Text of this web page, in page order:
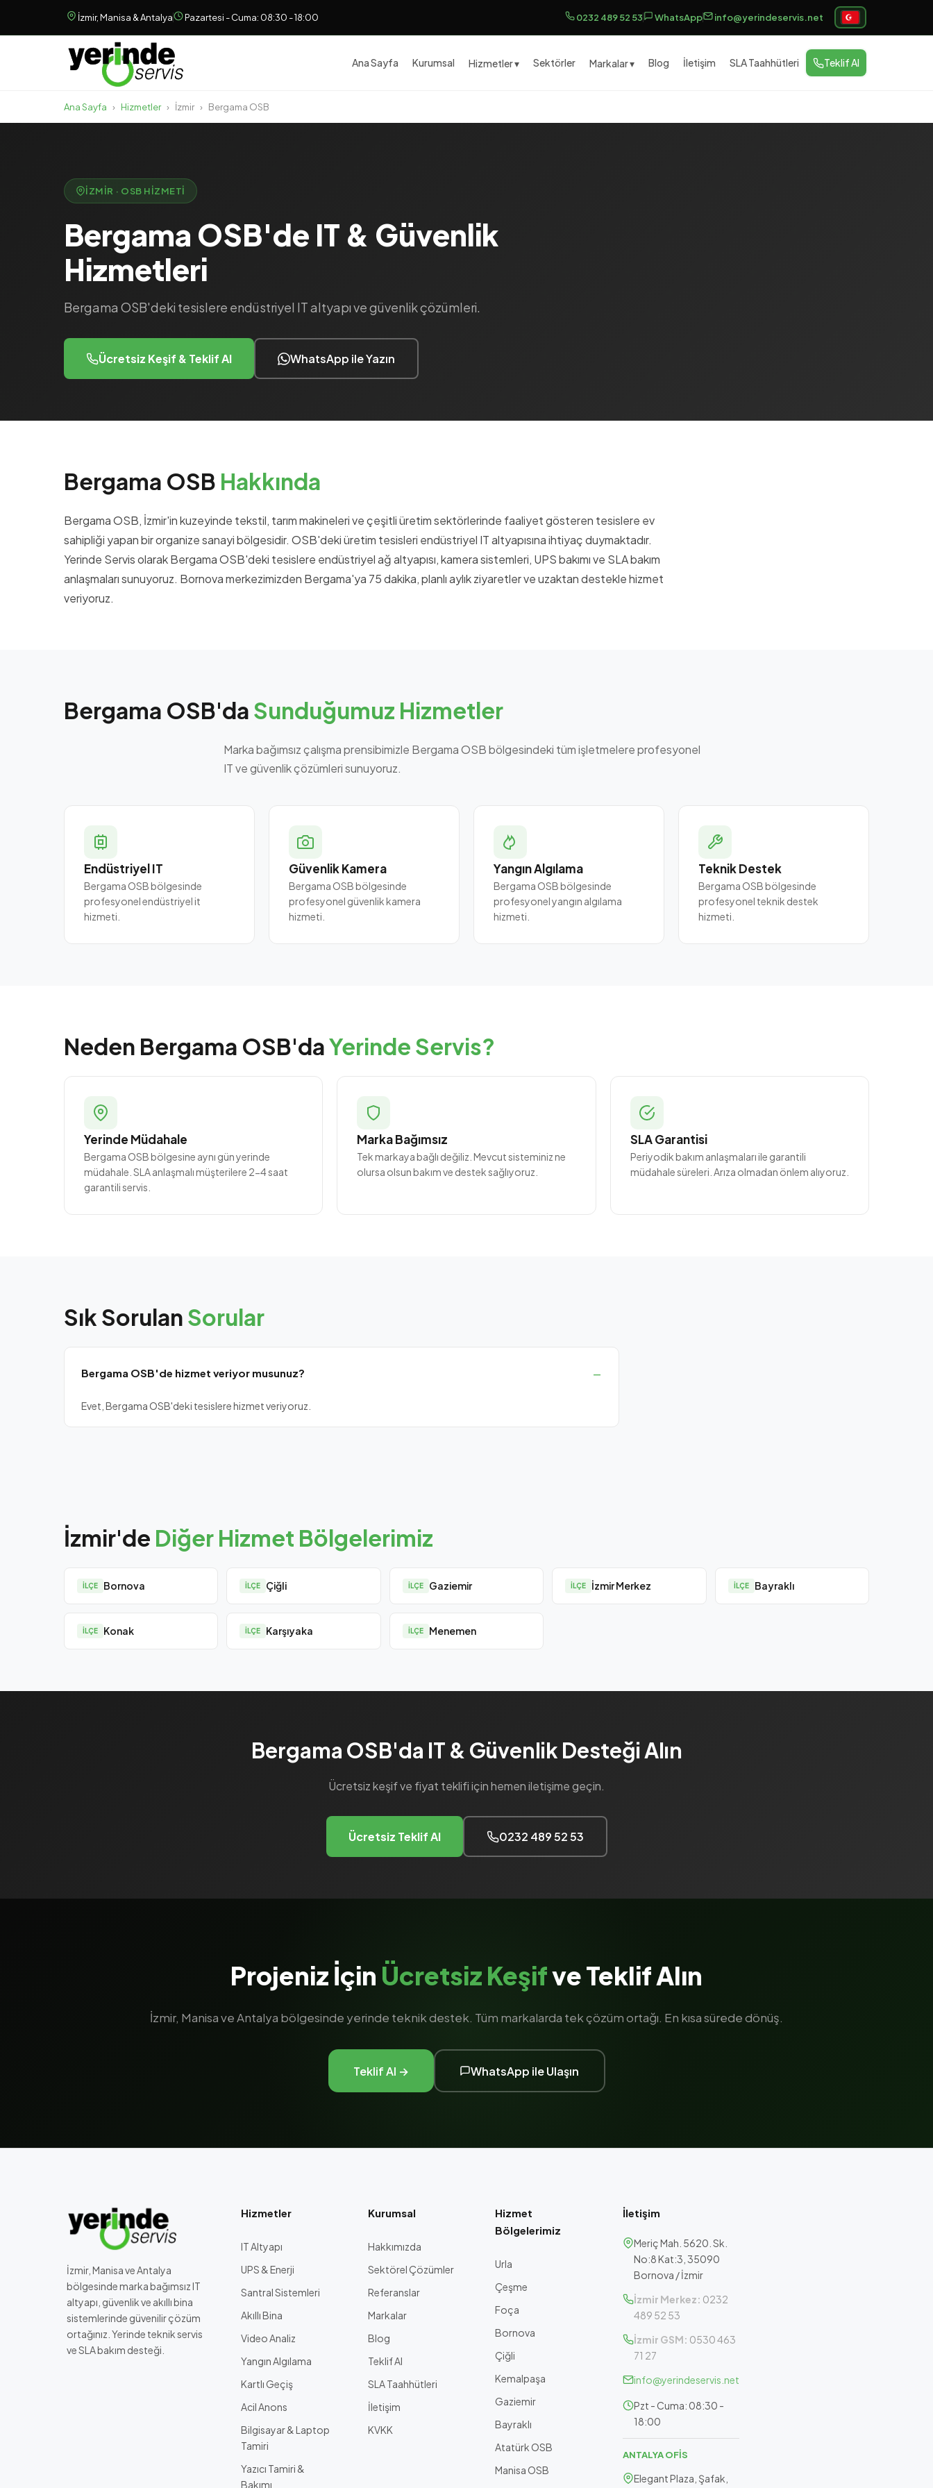
İzmir, Manisa & Antalya Pazartesi - Cuma: 08:30 - 18:00 0232 489 52 53 WhatsApp info@yerindeservis.net
Ana Sayfa Kurumsal Hizmetler ▾ Sektörler Markalar ▾ Blog İletişim SLA Taahhütleri Teklif Al
Ana Sayfa › Hizmetler › İzmir › Bergama OSB
İZMIR · OSB HIZMETI
Bergama OSB'de IT & Güvenlik
Hizmetleri
Bergama OSB'deki tesislere endüstriyel IT altyapı ve güvenlik çözümleri.
Ücretsiz Keşif & Teklif Al WhatsApp ile Yazın
Bergama OSB Hakkında
Bergama OSB, İzmir'in kuzeyinde tekstil, tarım makineleri ve çeşitli üretim sektörlerinde faaliyet gösteren tesislere ev
sahipliği yapan bir organize sanayi bölgesidir. OSB'deki üretim tesisleri endüstriyel IT altyapısına ihtiyaç duymaktadır.
Yerinde Servis olarak Bergama OSB'deki tesislere endüstriyel ağ altyapısı, kamera sistemleri, UPS bakımı ve SLA bakım
anlaşmaları sunuyoruz. Bornova merkezimizden Bergama'ya 75 dakika, planlı aylık ziyaretler ve uzaktan destekle hizmet
veriyoruz.
Bergama OSB'da Sunduğumuz Hizmetler
Marka bağımsız çalışma prensibimizle Bergama OSB bölgesindeki tüm işletmelere profesyonel
IT ve güvenlik çözümleri sunuyoruz.
Endüstriyel IT
Bergama OSB bölgesinde
profesyonel endüstriyel it
hizmeti.
Güvenlik Kamera
Bergama OSB bölgesinde
profesyonel güvenlik kamera
hizmeti.
Yangın Algılama
Bergama OSB bölgesinde
profesyonel yangın algılama
hizmeti.
Teknik Destek
Bergama OSB bölgesinde
profesyonel teknik destek
hizmeti.
Neden Bergama OSB'daYerinde Servis?
Yerinde Müdahale
Bergama OSB bölgesine aynı gün yerinde
müdahale. SLA anlaşmalı müşterilere 2-4 saat
garantili servis.
Marka Bağımsız
Tek markaya bağlı değiliz. Mevcut sisteminiz ne
olursa olsun bakım ve destek sağlıyoruz.
SLA Garantisi
Periyodik bakım anlaşmaları ile garantili
müdahale süreleri. Arıza olmadan önlem alıyoruz.
Sık Sorulan Sorular
Bergama OSB'de hizmet veriyor musunuz?
Evet, Bergama OSB'deki tesislere hizmet veriyoruz.
İzmir'de Diğer Hizmet Bölgelerimiz
İLÇE Bornova İLÇE Çiğli İLÇE Gaziemir İLÇE İzmir Merkez İLÇE Bayraklı
İLÇE Konak İLÇE Karşıyaka İLÇE Menemen
Bergama OSB'da IT & Güvenlik Desteği Alın
Ücretsiz keşif ve fiyat teklifi için hemen iletişime geçin.
Ücretsiz Teklif Al 0232 489 52 53
Projeniz İçin Ücretsiz Keşifve Teklif Alın
İzmir, Manisa ve Antalya bölgesinde yerinde teknik destek. Tüm markalarda tek çözüm ortağı. En kısa sürede dönüş.
Teklif Al → WhatsApp ile Ulaşın
İzmir, Manisa ve Antalya
bölgesinde marka bağımsız IT
altyapı, güvenlik ve akıllı bina
sistemlerinde güvenilir çözüm
ortağınız. Yerinde teknik servis
ve SLA bakım desteği.
Hizmetler
IT Altyapı
UPS & Enerji
Santral Sistemleri
Akıllı Bina
Video Analiz
Yangın Algılama
Kartlı Geçiş
Acil Anons
Bilgisayar & Laptop
Tamiri
Yazıcı Tamiri &
Bakımı
Kurumsal
Hakkımızda
Sektörel Çözümler
Referanslar
Markalar
Blog
Teklif Al
SLA Taahhütleri
İletişim
KVKK
Hizmet
Bölgelerimiz
Urla
Çeşme
Foça
Bornova
Çiğli
Kemalpaşa
Gaziemir
Bayraklı
Atatürk OSB
Manisa OSB
İletişim
Meriç Mah. 5620. Sk.
No:8 Kat:3, 35090
Bornova / İzmir
İzmir Merkez: 0232
489 52 53
İzmir GSM: 0530 463
71 27
info@yerindeservis.net
Pzt - Cuma: 08:30 -
18:00
ANTALYA OFİS
Elegant Plaza, Şafak,